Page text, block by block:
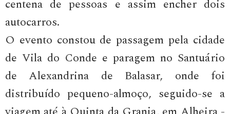
centena de pessoas e assim encher dois
autocarros.
O evento constou de passagem pela cidade
de Vila do Conde e paragem no Santuário
de Alexandrina de Balasar, onde foi
distribuído pequeno-almoço, seguido-se a